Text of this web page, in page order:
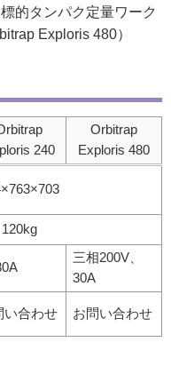
的タンパク定量ワーク
Exploris 480）
240
Orbitrap
Exploris 480
120kg
三相200V、
30A
い合わせ お問い合わせ